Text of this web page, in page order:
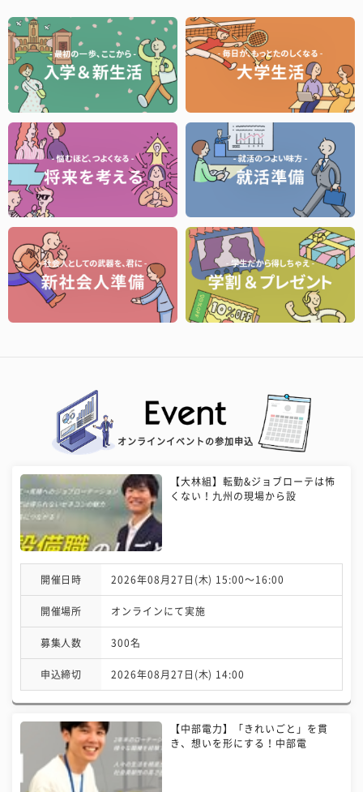
オンラインイベントの参加申込
【大林組】転勤&ジョブローテは怖
くない！九州の現場から設
開催日時 2026年08月27日(木) 15:00〜16:00
開催場所 オンラインにて実施
募集人数 300名
申込締切 2026年08月27日(木) 14:00
【中部電力】「きれいごと」を貫
き、想いを形にする！中部電